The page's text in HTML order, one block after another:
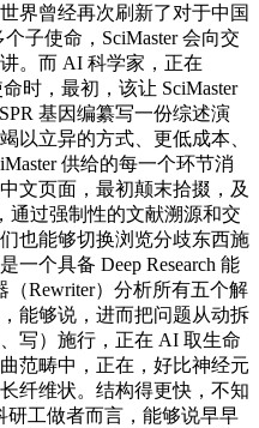
界曾经再次刷新了对于中国
子使命，SciMaster 会向交
。而 AI 科学家，正在
时，最初，该让 SciMaster
基因编纂写一份综述演
以立异的方式、更低成本、
供给的每一个环节消
文页面，最初颠末拾掇，及
通过强制性的文献溯源和交
也能够切换浏览分歧东西施
一个具备 Deep Research 能
Rewriter）分析所有五个解
能够说，进而把问题从动拆
写）施行，正在 AI 取生命
范畴中，正在，好比神经元
纤维状。结构得更快，不知
研工做者而言，能够说早早